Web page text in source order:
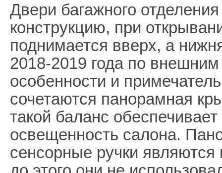
Двери багажного
конструкцию, при
поднимается вверх, а
2018-2019 года по
особенности и
сочетаются панорамная
такой баланс
освещенность салона.
сенсорные ручки